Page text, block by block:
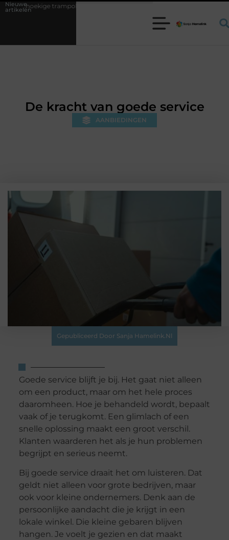
Nieuwe
artikelenkiezen voor jouw tuin
De kracht van goede service
AANBIEDINGEN
Gepubliceerd Door Sanja Hamelink.nl
Goede service blijft je bij. Het gaat niet alleen
om een product, maar om het hele proces
daaromheen. Hoe je behandeld wordt, bepaalt
vaak of je terugkomt. Een glimlach of een
snelle oplossing maakt een groot verschil.
Klanten waarderen het als je hun problemen
begrijpt en serieus neemt.
Bij goede service draait het om luisteren. Dat
geldt niet alleen voor grote bedrijven, maar
ook voor kleine ondernemers. Denk aan de
persoonlijke aandacht die je krijgt in een
lokale winkel. Die kleine gebaren blijven
hangen. Je voelt je gezien en dat maakt